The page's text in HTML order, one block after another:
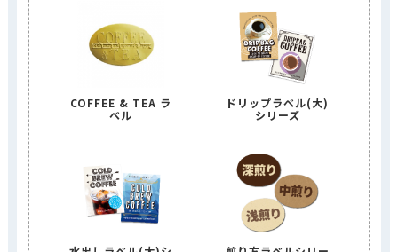
COFFEE & TEA ラ
ベル
ドリップラベル(大)
シリーズ